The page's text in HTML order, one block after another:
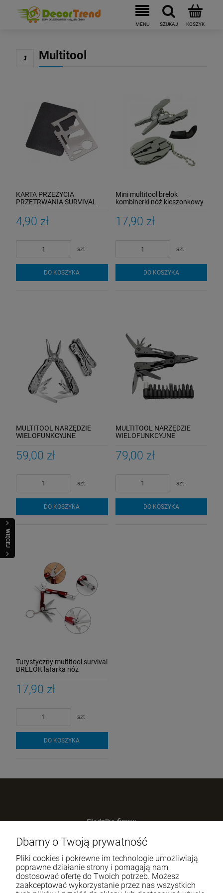
WIĘCEJ
Multitool
KARTA PRZEŻYCIA
PRZETRWANIA SURVIVAL
4,90 zł
szt.
DO KOSZYKA
Mini multitool brelok
kombinerki nóż kieszonkowy
17,90 zł
szt.
DO KOSZYKA
MULTITOOL NARZĘDZIE
WIELOFUNKCYJNE
Niezbędnik PRZEŻYCIA
59,00 zł
szt.
DO KOSZYKA
MULTITOOL NARZĘDZIE
WIELOFUNKCYJNE
TURYSTYCZNY 11w1
79,00 zł
szt.
DO KOSZYKA
Turystyczny multitool survival
BRELOK latarka nóż
17,90 zł
szt.
DO KOSZYKA
Siedziba firmy:
SWIP Decortrend Sp. z o.o. Sp. K.
ul. Legnicka 28
25-328 Kielce
NIP: 959-197-34-59
Tel.:
517-378-341
Dbamy o Twoją prywatność
Pliki cookies i pokrewne im technologie umożliwiają
poprawne działanie strony i pomagają nam
dostosować ofertę do Twoich potrzeb. Możesz
zaakceptować wykorzystanie przez nas wszystkich